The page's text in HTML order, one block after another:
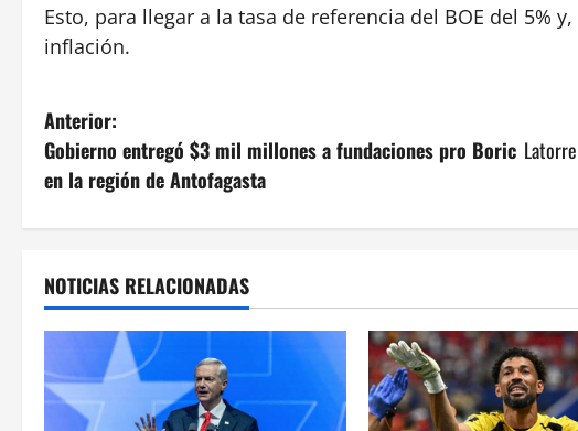
Esto, para llegar a la tasa de referencia del BOE del 5%
inflación.
N
a
v
e
g
a
c
Anterior:
Gobierno entregó $3 mil millones a fundaciones pro Boric
en la región de Antofagasta
NOTICIAS RELACIONADAS